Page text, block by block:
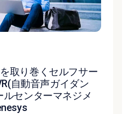
取り巻くセルフサー
自動音声ガイダン
センターマネジメ